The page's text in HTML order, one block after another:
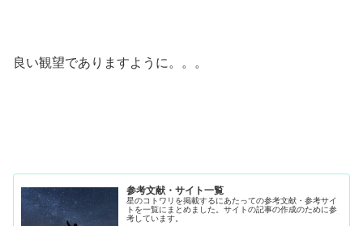
良い観望でありますように。。。
参考文献・サイト一覧
星のコトワリを掲載するにあたっての参考文献・参考サイ
トを一覧にまとめました。サイトの記事の作成のために参
考しています。